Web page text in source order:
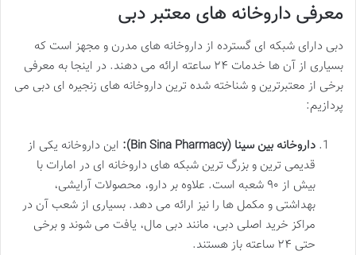
معرفی داروخانه های معتبر دبی
دبی دارای شبکه ای گسترده از داروخانه های مدرن و مجهز است که
بسیاری از آن ها خدمات ۲۴ ساعته ارائه می دهند. در اینجا به معرفی
برخی از معتبرترین و شناخته شده ترین داروخانه های زنجیره ای دبی می
پردازیم:
داروخانه بین سینا (Bin Sina Pharmacy):
این داروخانه یکی از
قدیمی ترین و بزرگ ترین شبکه های داروخانه ای در امارات با
بیش از ۹۰ شعبه است. علاوه بر دارو، محصولات آرایشی،
بهداشتی و مکمل ها را نیز ارائه می دهد. بسیاری از شعب آن در
مراکز خرید اصلی دبی، مانند دبی مال، یافت می شوند و برخی
حتی ۲۴ ساعته باز هستند.